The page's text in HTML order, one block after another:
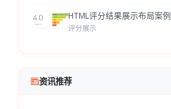
HTML评分结果展示布局案例
评分展示
资讯推荐